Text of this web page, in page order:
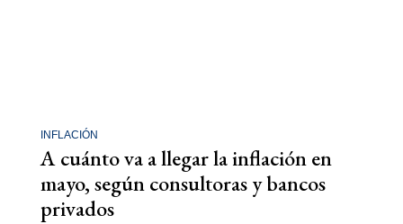
INFLACIÓN
A cuánto va a llegar la inflación en
mayo, según consultoras y bancos
privados